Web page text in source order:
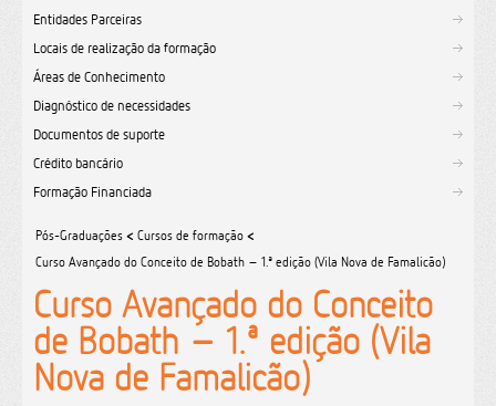
Sites do grupo
Utilizador
Contactos
Entidades Parceiras
Locais de realização da formação
Áreas de Conhecimento
Diagnóstico de necessidades
Documentos de suporte
Crédito bancário
Formação Financiada
Pós-Graduações < Cursos de formação <
Curso Avançado do Conceito de Bobath – 1.ª edição (Vila Nova de Famalicão)
Curso Avançado do Conceito
de Bobath – 1.ª edição (Vila
Nova de Famalicão)